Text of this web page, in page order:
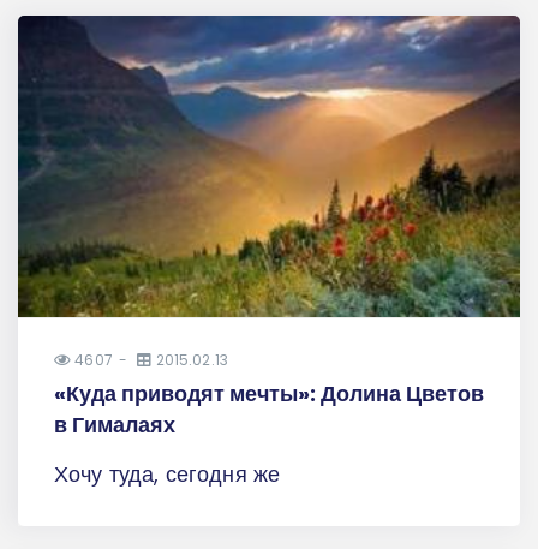
4607 2015.02.13
«Куда приводят мечты»: Долина Цветов
в Гималаях
Хочу туда, сегодня же